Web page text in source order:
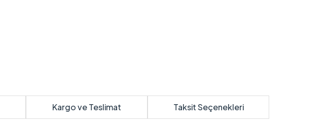
Kargo ve Teslimat Taksit Seçenekleri